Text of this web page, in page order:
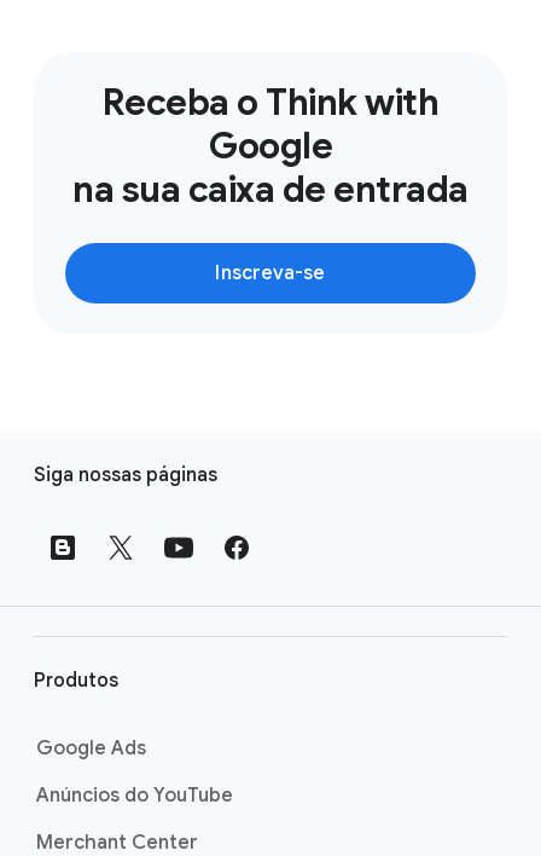
Receba o Think with
Google
na sua caixa de entrada
Inscreva-se
d
Siga nossas páginas
Produtos
Google Ads
Anúncios do YouTube
Merchant Center